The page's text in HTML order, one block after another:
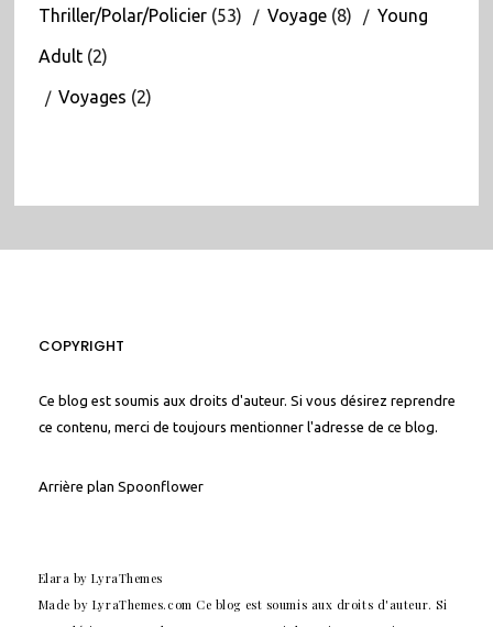
Thriller/Polar/Policier(53) Voyage(8) Young
Adult(2)
Voyages (2)
COPYRIGHT
Ce blog est soumis aux droits d'auteur. Si vous désirez reprendre
ce contenu, merci de toujours mentionner l'adresse de ce blog.
Arrière plan Spoonflower
Elara by LyraThemes
Made by LyraThemes.com Ce blog est soumis aux droits d'auteur. Si